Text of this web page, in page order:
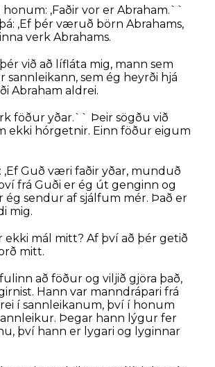
,Faðir vor er Abraham.``
,Ef þér væruð börn Abrahams,
verk Abrahams.
við að lífláta mig, mann sem
sannleikann, sem ég heyrði hjá
Abraham aldrei.
föður yðar.`` Þeir sögðu við
ekki hórgetnir. Einn föður eigum
,Ef Guð væri faðir yðar, munduð
frá Guði er ég út genginn og
ég sendur af sjálfum mér. Það er
mig.
ekki mál mitt? Af því að þér getið
mitt.
að föður og viljið gjöra það,
Hann var manndrápari frá
í sannleikanum, því í honum
Þegar hann lýgur fer
því hann er lygari og lyginnar